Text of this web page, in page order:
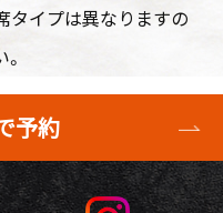
タイプは異なりますの
予約